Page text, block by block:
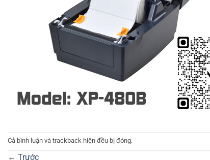
Cả bình luận và trackback hiện đều bị đóng.
← Trước